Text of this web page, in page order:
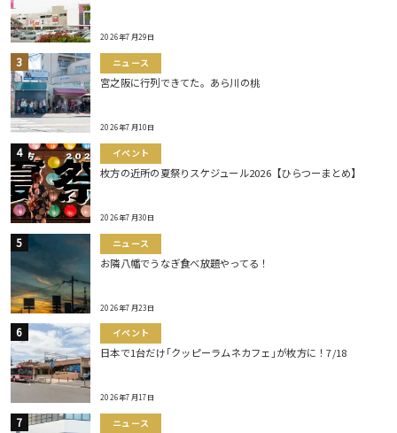
2026年7月29日
ニュース
宮之阪に行列できてた。あら川の桃
2026年7月10日
イベント
枚方の近所の夏祭りスケジュール2026【ひらつーまとめ】
2026年7月30日
ニュース
お隣八幡でうなぎ食べ放題やってる！
2026年7月23日
イベント
日本で1台だけ｢クッピーラムネカフェ｣が枚方に！7/18
2026年7月17日
ニュース